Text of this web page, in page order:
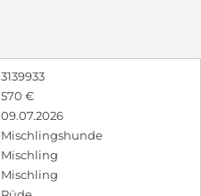
3139933
570 €
09.07.2026
Mischlingshunde
Mischling
Mischling